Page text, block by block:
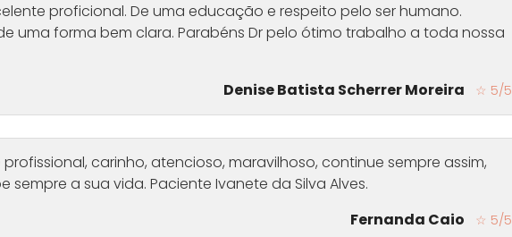
proficional. De uma educação e respeito pelo ser humano.
uma forma bem clara. Parabéns Dr pelo ótimo trabalho a toda nossa
Denise Batista Scherrer Moreira
☆ 5/5
profissional, carinho, atencioso, maravilhoso, continue sempre assim,
sempre a sua vida. Paciente Ivanete da Silva Alves.
Fernanda Caio
☆ 5/5